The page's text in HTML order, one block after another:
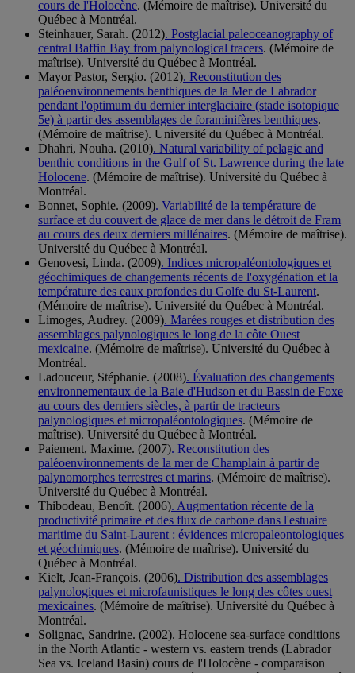
cours de l'Holocène. (Mémoire de maîtrise). Université du
Québec à Montréal.
Steinhauer, Sarah. (2012). Postglacial paleoceanography of
central Baffin Bay from palynological tracers. (Mémoire de
maîtrise). Université du Québec à Montréal.
Mayor Pastor, Sergio. (2012). Reconstitution des
paléoenvironnements benthiques de la Mer de Labrador
pendant l'optimum du dernier interglaciaire (stade isotopique
5e) à partir des assemblages de foraminifères benthiques.
(Mémoire de maîtrise). Université du Québec à Montréal.
Dhahri, Nouha. (2010). Natural variability of pelagic and
benthic conditions in the Gulf of St. Lawrence during the late
Holocene. (Mémoire de maîtrise). Université du Québec à
Montréal.
Bonnet, Sophie. (2009). Variabilité de la température de
surface et du couvert de glace de mer dans le détroit de Fram
au cours des deux derniers millénaires. (Mémoire de maîtrise).
Université du Québec à Montréal.
Genovesi, Linda. (2009). Indices micropaléontologiques et
géochimiques de changements récents de l'oxygénation et la
température des eaux profondes du Golfe du St-Laurent.
(Mémoire de maîtrise). Université du Québec à Montréal.
Limoges, Audrey. (2009). Marées rouges et distribution des
assemblages palynologiques le long de la côte Ouest
mexicaine. (Mémoire de maîtrise). Université du Québec à
Montréal.
Ladouceur, Stéphanie. (2008). Évaluation des changements
environnementaux de la Baie d'Hudson et du Bassin de Foxe
au cours des derniers siècles, à partir de tracteurs
palynologiques et micropaléontologiques. (Mémoire de
maîtrise). Université du Québec à Montréal.
Paiement, Maxime. (2007). Reconstitution des
paléoenvironnements de la mer de Champlain à partir de
palynomorphes terrestres et marins. (Mémoire de maîtrise).
Université du Québec à Montréal.
Thibodeau, Benoît. (2006). Augmentation récente de la
productivité primaire et des flux de carbone dans l'estuaire
maritime du Saint-Laurent : évidences micropaleontologiques
et géochimiques. (Mémoire de maîtrise). Université du
Québec à Montréal.
Kielt, Jean-François. (2006). Distribution des assemblages
palynologiques et microfaunistiques le long des côtes ouest
mexicaines. (Mémoire de maîtrise). Université du Québec à
Montréal.
Solignac, Sandrine. (2002). Holocene sea-surface conditions
in the North Atlantic - western vs. eastern trends (Labrador
Sea vs. Iceland Basin) cours de l'Holocène - comparaison